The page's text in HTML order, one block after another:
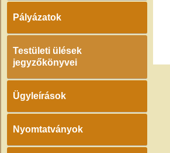
Pályázatok
Testületi ülések
jegyzőkönyvei
Ügyleírások
Nyomtatványok